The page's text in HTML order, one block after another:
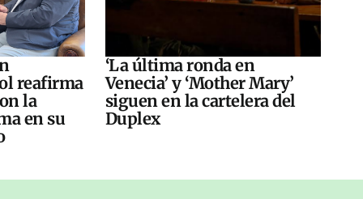
reafirma
la
en su
‘La última ronda en
Venecia’ y ‘Mother Mary’
siguen en la cartelera del
Duplex